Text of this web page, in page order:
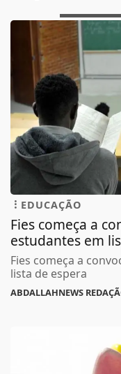
EDUCAÇÃO
Fies começa a
estudantes em
Fies começa a
lista de espera
ABDALLAHNEWS